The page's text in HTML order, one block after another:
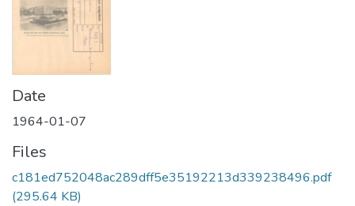
Date
1964-01-07
Files
c181ed752048ac289dff5e35192213d339238496.pdf
(295.64 KB)